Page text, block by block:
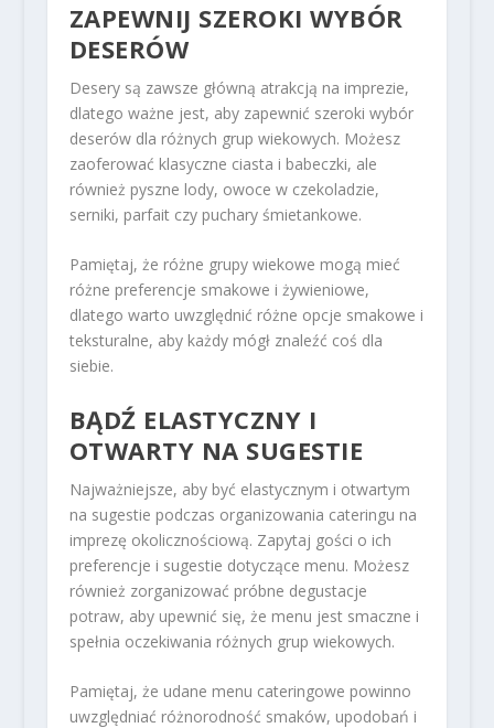
ZAPEWNIJ SZEROKI WYBÓR
DESERÓW
Desery są zawsze główną atrakcją na imprezie,
dlatego ważne jest, aby zapewnić szeroki wybór
deserów dla różnych grup wiekowych. Możesz
zaoferować klasyczne ciasta i babeczki, ale
również pyszne lody, owoce w czekoladzie,
serniki, parfait czy puchary śmietankowe.
Pamiętaj, że różne grupy wiekowe mogą mieć
różne preferencje smakowe i żywieniowe,
dlatego warto uwzględnić różne opcje smakowe i
teksturalne, aby każdy mógł znaleźć coś dla
siebie.
BĄDŹ ELASTYCZNY I
OTWARTY NA SUGESTIE
Najważniejsze, aby być elastycznym i otwartym
na sugestie podczas organizowania cateringu na
imprezę okolicznościową. Zapytaj gości o ich
preferencje i sugestie dotyczące menu. Możesz
również zorganizować próbne degustacje
potraw, aby upewnić się, że menu jest smaczne i
spełnia oczekiwania różnych grup wiekowych.
Pamiętaj, że udane menu cateringowe powinno
uwzględniać różnorodność smaków, upodobań i